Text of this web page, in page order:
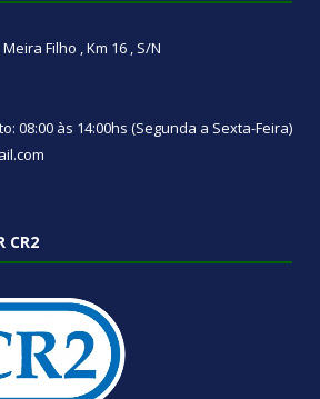
Filho , Km 16 , S/N
08:00 às 14:00hs (Segunda a Sexta-Feira)
CR2